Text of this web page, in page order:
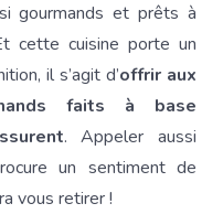
gourmands et prêts à
cette cuisine porte un
il s’agit d’offrir aux
faits à base
. Appeler aussi
un sentiment de
vous retirer !